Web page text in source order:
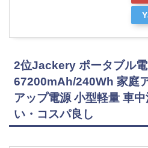
2位Jackery ポータブル
67200mAh/240Wh 家庭
アップ電源 小型軽量 車
い・コスパ良し